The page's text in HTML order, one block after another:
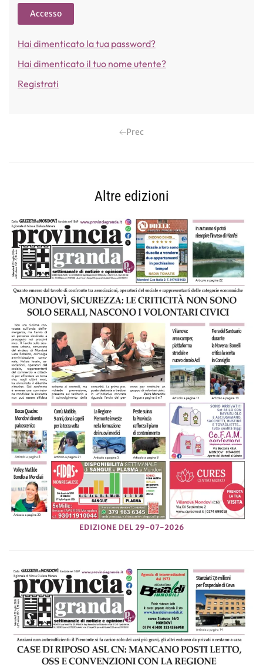
Accesso
Hai dimenticato la tua password?
Hai dimenticato il tuo nome utente?
Registrati
Prec
Altre edizioni
EDIZIONE DEL 29-07-2026